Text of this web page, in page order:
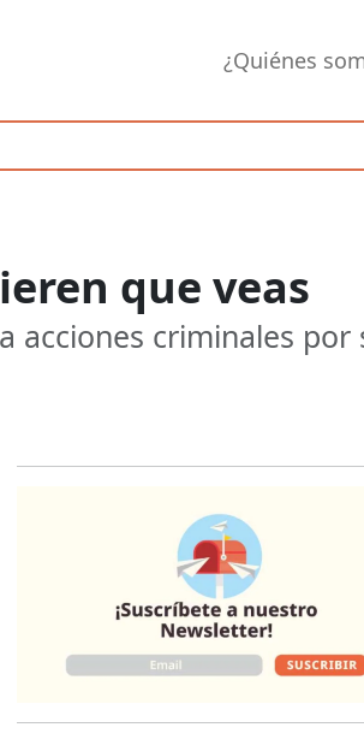
¿Quiénes
que veas
acciones criminales por